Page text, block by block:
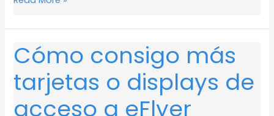
eFlyer
Cómo consigo más
tarjetas o displays de
acceso a eFlyer
Cómo
consigo
más
tarjetas
o